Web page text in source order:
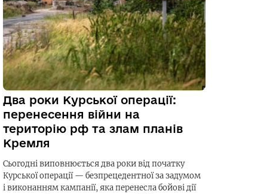
Два роки Курської операції:
перенесення війни на
територію рф та злам планів
Кремля
Сьогодні виповнюється два роки від початку
Курської операції — безпрецедентної за задумом
і виконанням кампанії, яка перенесла бойові дії